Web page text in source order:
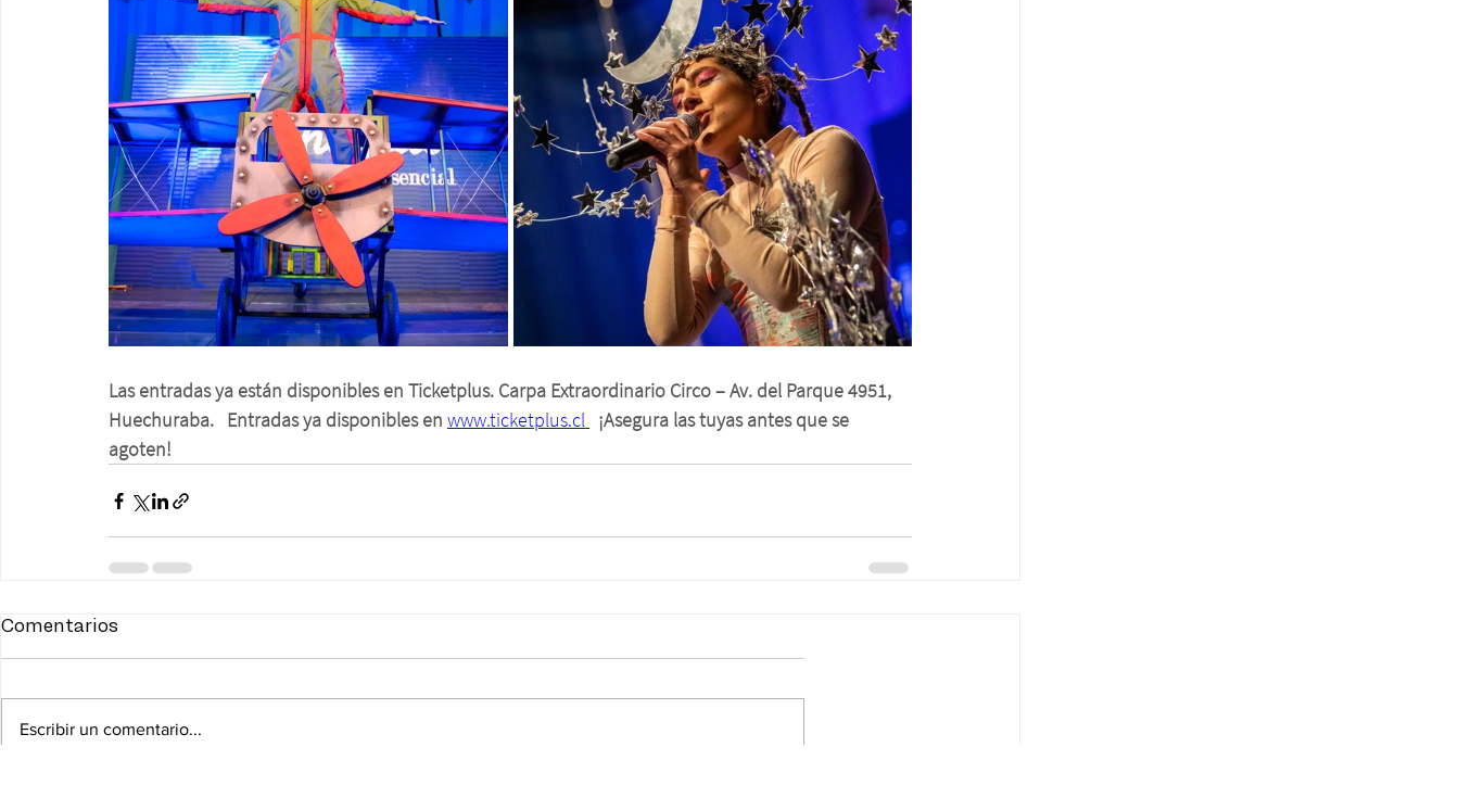
Las entradas ya están disponibles en Ticketplus. Carpa Extraordinario Circo – Av. del Parque 4951,
Huechuraba. Entradas ya disponibles en www.ticketplus.cl ¡Asegura las tuyas antes que se
agoten!
Comentarios
Escribir un comentario...